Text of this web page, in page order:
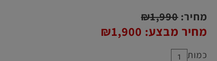
מחיר: ₪1,990
מחיר מבצע: ₪1,900
כמות